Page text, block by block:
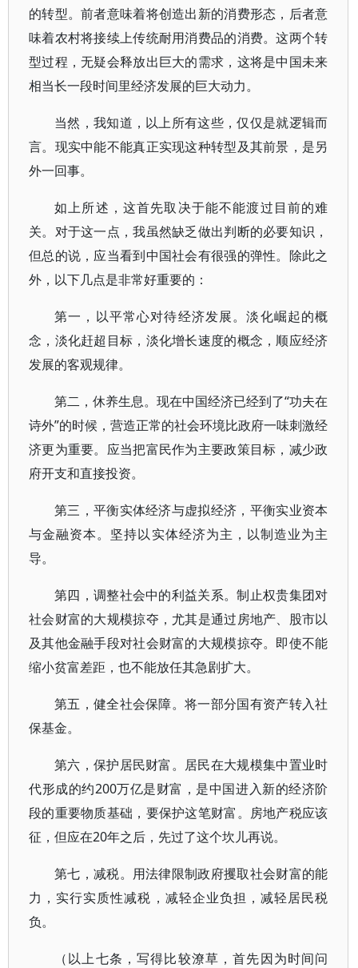
的转型。前者意味着将创造出新的消费形态，后者意
味着农村将接续上传统耐用消费品的消费。这两个转
型过程，无疑会释放出巨大的需求，这将是中国未来
相当长一段时间里经济发展的巨大动力。
当然，我知道，以上所有这些，仅仅是就逻辑而
言。现实中能不能真正实现这种转型及其前景，是另
外一回事。
如上所述，这首先取决于能不能渡过目前的难
关。对于这一点，我虽然缺乏做出判断的必要知识，
但总的说，应当看到中国社会有很强的弹性。除此之
外，以下几点是非常好重要的：
第一，以平常心对待经济发展。淡化崛起的概
念，淡化赶超目标，淡化增长速度的概念，顺应经济
发展的客观规律。
第二，休养生息。现在中国经济已经到了“功夫在
诗外”的时候，营造正常的社会环境比政府一味刺激经
济更为重要。应当把富民作为主要政策目标，减少政
府开支和直接投资。
第三，平衡实体经济与虚拟经济，平衡实业资本
与金融资本。坚持以实体经济为主，以制造业为主
导。
第四，调整社会中的利益关系。制止权贵集团对
社会财富的大规模掠夺，尤其是通过房地产、股市以
及其他金融手段对社会财富的大规模掠夺。即使不能
缩小贫富差距，也不能放任其急剧扩大。
第五，健全社会保障。将一部分国有资产转入社
保基金。
第六，保护居民财富。居民在大规模集中置业时
代形成的约200万亿是财富，是中国进入新的经济阶
段的重要物质基础，要保护这笔财富。房地产税应该
征，但应在20年之后，先过了这个坎儿再说。
第七，减税。用法律限制政府攫取社会财富的能
力，实行实质性减税，减轻企业负担，减轻居民税
负。
（以上七条，写得比较潦草，首先因为时间问